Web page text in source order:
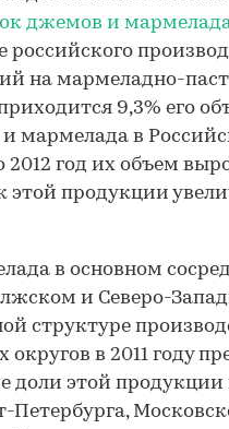
джемов и
российского
на мармеладно-
9,3% его
мармелада в
2012 год их объем
этой продукции
в основном
и Северо-
структуре
округов в 2011 году
доли этой
Петербурга,